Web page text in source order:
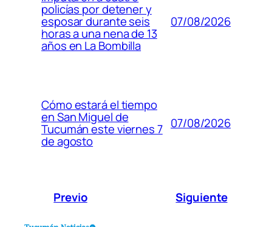
policías por detener y
esposar durante seis
horas a una nena de 13
años en La Bombilla
07/08/2026
Cómo estará el tiempo
en San Miguel de
Tucumán este viernes 7
de agosto
07/08/2026
Previo Siguiente